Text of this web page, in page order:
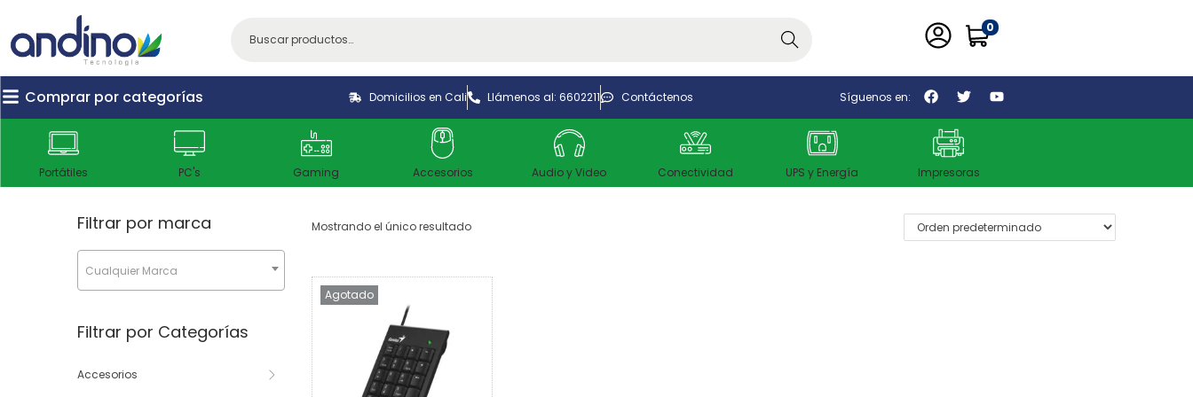
Buscar
0
Comprar por categorías Domicilios en Cali Llámenos al: 6602211 Contáctenos Síguenos en:
Portátiles PC's Gaming Accesorios Audio y Video Conectividad UPS y Energía Impresoras
Mostrando el único resultado
Agotado
Filtrar por marca
Cualquier Marca
Filtrar por Categorías
Accesorios